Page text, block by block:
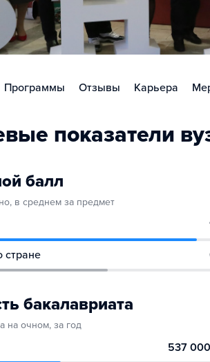
Программы Отзывы Карьера
показатели
балл
в среднем за предмет
стране
бакалавриата
на очном, за год
537